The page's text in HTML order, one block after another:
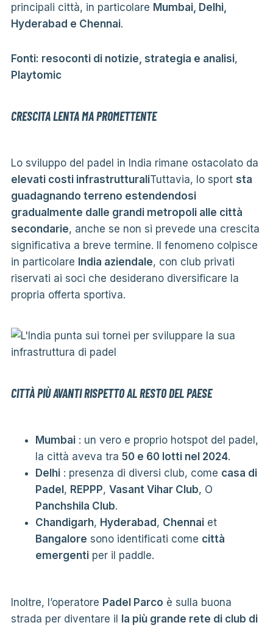
principali città, in particolare Mumbai, Delhi,
Hyderabad e Chennai.
Fonti: resoconti di notizie, strategia e analisi,
Playtomic
CRESCITA LENTA MA PROMETTENTE
Lo sviluppo del padel in India rimane ostacolato da
elevati costi infrastrutturaliTuttavia, lo sport sta
guadagnando terreno estendendosi
gradualmente dalle grandi metropoli alle città
secondarie, anche se non si prevede una crescita
significativa a breve termine. Il fenomeno colpisce
in particolare India aziendale, con club privati
riservati ai soci che desiderano diversificare la
propria offerta sportiva.
CITTÀ PIÙ AVANTI RISPETTO AL RESTO DEL PAESE
Mumbai: un vero e proprio hotspot del padel,
la città aveva tra 50 e 60 lotti nel 2024.
Delhi: presenza di diversi club, come casa di
Padel, REPPP, Vasant Vihar Club, O
Panchshila Club.
Chandigarh, Hyderabad, Chennaiet
Bangalore sono identificati come città
emergentiper il paddle.
Inoltre, l’operatore Padel Parco è sulla buona
strada per diventare il la più grande rete di club di